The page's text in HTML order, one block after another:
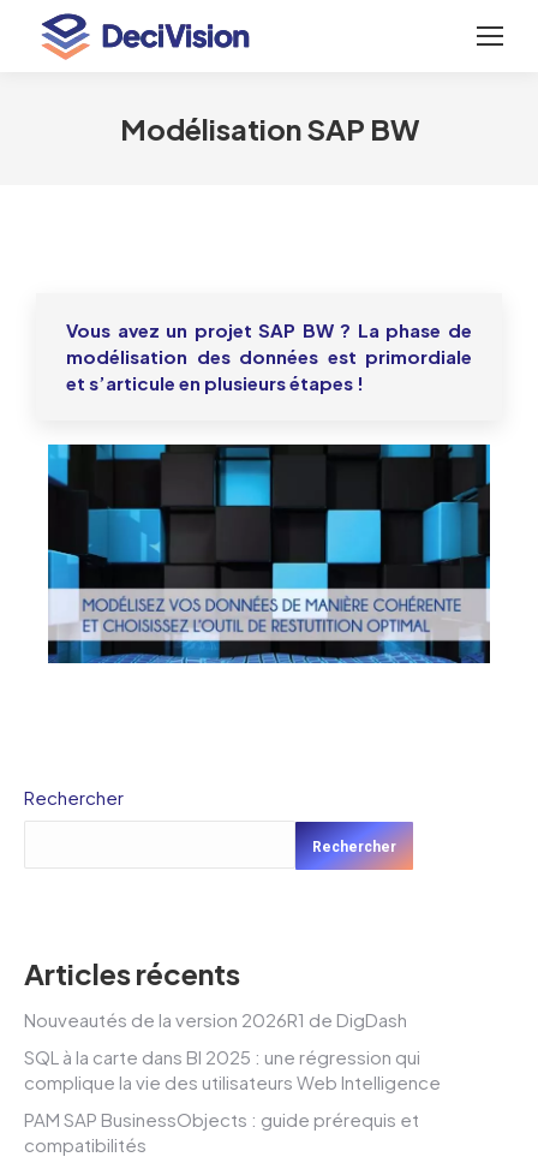
Modélisation SAP BW
Vous avez un projet SAP BW ? La phase de
modélisation des données est primordiale
et s’articule en plusieurs étapes !
Rechercher
Rechercher
Articles récents
Nouveautés de la version 2026R1 de DigDash
SQL à la carte dans BI 2025 : une régression qui
complique la vie des utilisateurs Web Intelligence
PAM SAP BusinessObjects : guide prérequis et
compatibilités